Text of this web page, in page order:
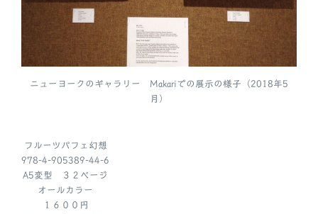
ニューヨークのギャラリー Makariでの展示の様子（2018年5
月）
フルーツパフェ幻想
978-4-905389-44-6
A5変型 ３２ページ
オールカラー
１６００円